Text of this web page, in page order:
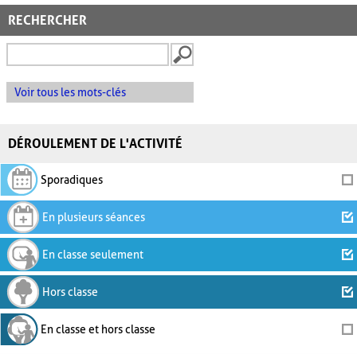
RECHERCHER
Voir tous les mots-clés
DÉROULEMENT DE L'ACTIVITÉ
Sporadiques
En plusieurs séances
En classe seulement
Hors classe
En classe et hors classe